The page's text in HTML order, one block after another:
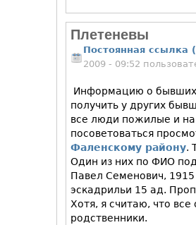
Плетеневы
Постоянная ссылка
2009 - 09:52
Информацию о
получить у других
все люди пожилые и на
посоветоваться
Фаленскому району.
Один из них по ФИО
Павел Семенович,
эскадрильи 15 ад.
Хотя, я считаю, что
родственники.